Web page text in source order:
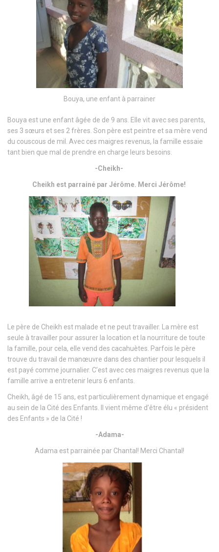
Bouya, une enfant à parrainer
Bouya est une enfant âgée de de 9 ans. Elle vit avec ses parents,
ses 3 sœurs et ses 2 frères. Son père est peintre et sa mère vend
du couscous de mil. Avec ces maigres revenus, la famille essaie
tant bien que mal de prendre en charge leurs besoins.
-Cheikh-
Cheikh est parrainé par Jérôme. Merci Jérôme!
Le père de Cheikh est malade et ne peut travailler. La mère est
seule à travailler pour assurer la location et la nourriture de toute
la famille, pour cela, elle vend des cacahuètes. Parfois le père
trouve du travail de manœuvre dans des chantier pour lesquels il
est payé comme journalier. C’est avec ces maigres revenus que la
famille arrive a entretenir leurs 6 enfants.
Cheikh, âgé de 15 ans, est particulièrement dynamique et engagé
au sein de la Cité des Enfants. Il vient même d’être élu « président
des Enfants » de la Cité !
-Adama-
Adama est parrainée par Chantal! Merci Chantal!